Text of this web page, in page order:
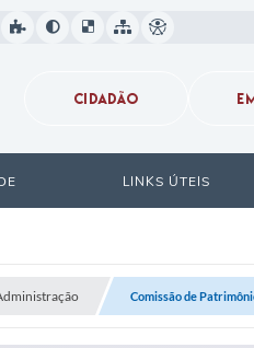
CIDADÃO
LINKS ÚTEIS
Comissão de